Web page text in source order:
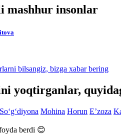
mashhur insonlar
bilsangiz, bizga xabar bering
yoqtirganlar,
So‘g‘diyona Mohina Horun E’zoza
berdi 😊